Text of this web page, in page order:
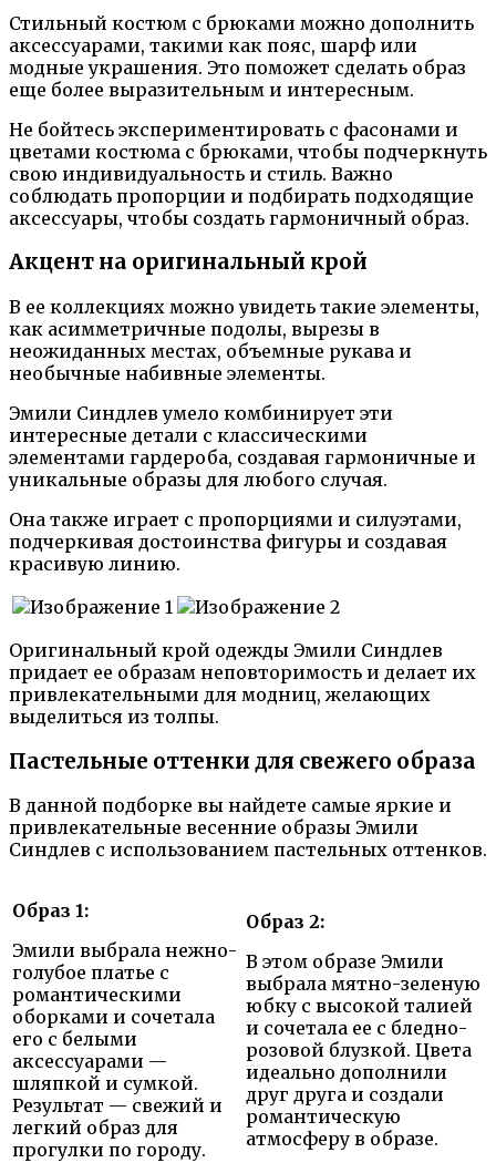
Стильный костюм с брюками можно дополнить
аксессуарами, такими как пояс, шарф или
модные украшения. Это поможет сделать образ
еще более выразительным и интересным.
Не бойтесь экспериментировать с фасонами и
цветами костюма с брюками, чтобы подчеркнуть
свою индивидуальность и стиль. Важно
соблюдать пропорции и подбирать подходящие
аксессуары, чтобы создать гармоничный образ.
Акцент на оригинальный крой
В ее коллекциях можно увидеть такие элементы,
как асимметричные подолы, вырезы в
неожиданных местах, объемные рукава и
необычные набивные элементы.
Эмили Синдлев умело комбинирует эти
интересные детали с классическими
элементами гардероба, создавая гармоничные и
уникальные образы для любого случая.
Она также играет с пропорциями и силуэтами,
подчеркивая достоинства фигуры и создавая
красивую линию.
Оригинальный крой одежды Эмили Синдлев
придает ее образам неповторимость и делает их
привлекательными для модниц, желающих
выделиться из толпы.
Пастельные оттенки для свежего образа
В данной подборке вы найдете самые яркие и
привлекательные весенние образы Эмили
Синдлев с использованием пастельных оттенков.
Образ 1:
Эмили выбрала нежно-
голубое платье с
романтическими
оборками и сочетала
его с белыми
аксессуарами —
шляпкой и сумкой.
Результат — свежий и
легкий образ для
прогулки по городу.
Образ 2:
В этом образе Эмили
выбрала мятно-зеленую
юбку с высокой талией
и сочетала ее с бледно-
розовой блузкой. Цвета
идеально дополнили
друг друга и создали
романтическую
атмосферу в образе.